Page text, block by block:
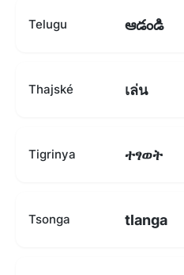
Telugu ఆడండి
Thajské เล่น
Tigrinya ተፃወት
Tsonga tlanga